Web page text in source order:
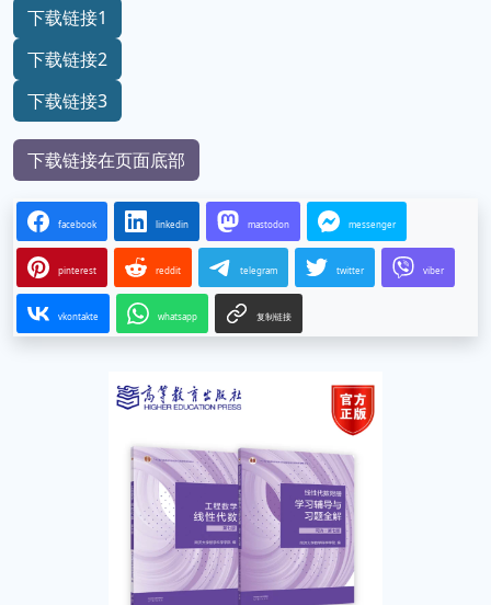
下载链接1
下载链接2
下载链接3
下载链接在页面底部
facebook linkedin mastodon messenger
pinterest reddit telegram twitter viber
vkontakte whatsapp 复制链接